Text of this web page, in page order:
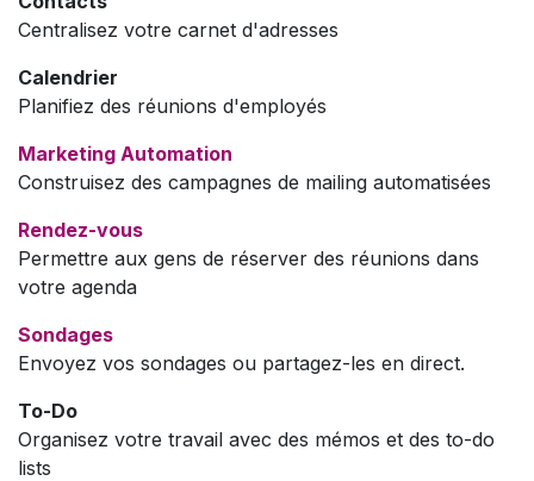
Centralisez votre carnet d'adresses
Calendrier
Planifiez des réunions d'employés
Marketing Automation
Construisez des campagnes de mailing automatisées
Rendez-vous
Permettre aux gens de réserver des réunions dans
votre agenda
Sondages
Envoyez vos sondages ou partagez-les en direct.
To-Do
Organisez votre travail avec des mémos et des to-do
lists